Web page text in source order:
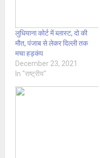
लुधियाना कोर्ट में ब्लास्ट, दो की
मौत, पंजाब से लेकर दिल्ली तक
मचा हड़कंप
December 23, 2021
In "राष्ट्रीय"